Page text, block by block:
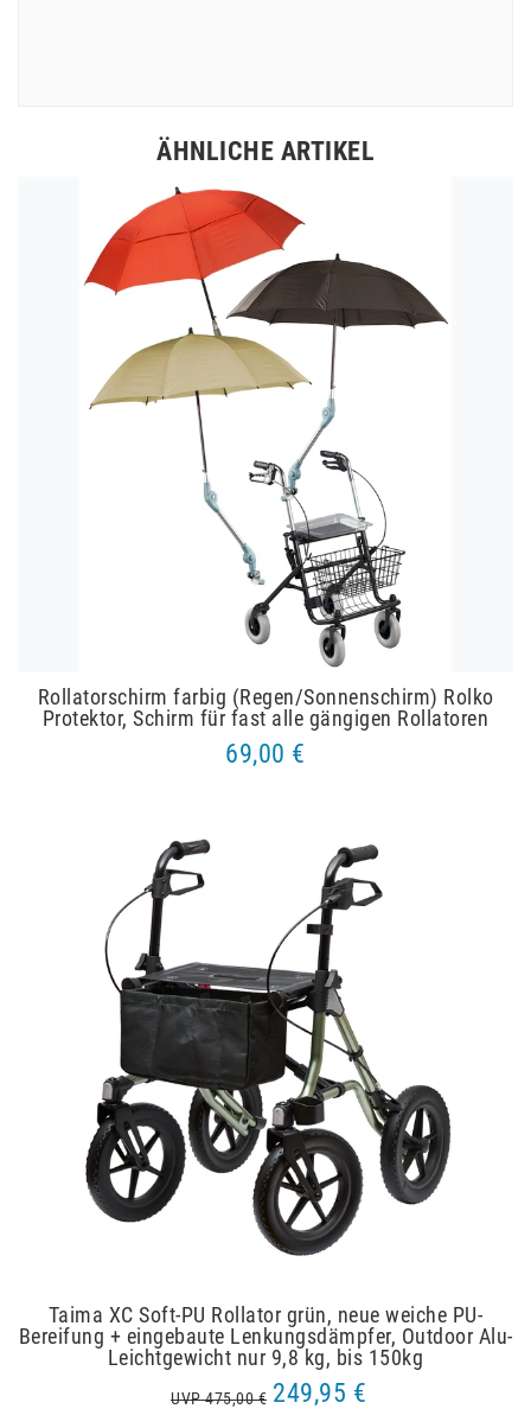
ÄHNLICHE ARTIKEL
Rollatorschirm farbig (Regen/Sonnenschirm) Rolko
Protektor, Schirm für fast alle gängigen Rollatoren
69,00 €
Taima XC Soft-PU Rollator grün, neue weiche PU-
Bereifung + eingebaute Lenkungsdämpfer, Outdoor Alu-
Leichtgewicht nur 9,8 kg, bis 150kg
UVP 475,00 € 249,95 €